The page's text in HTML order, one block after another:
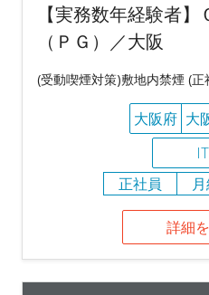
【実務数年経験者
（ＰＧ）／大阪
(受動喫煙対策)敷地内禁煙 (正
大阪府 大
IT
正社員
詳細